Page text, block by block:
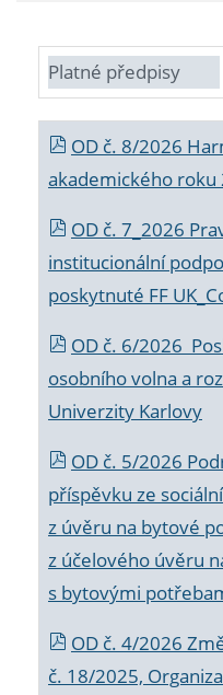
Platné předpisy
OD č. 8/2026
akademického roku
OD č. 7_2026
institucionální
poskytnuté FF
OD č. 6/2026
osobního volna a
Univerzity Karlovy
OD č. 5/2026
příspěvku ze
z úvěru na bytové
z účelového úvěru
s bytovými
OD č. 4/2026
č. 18/2025,